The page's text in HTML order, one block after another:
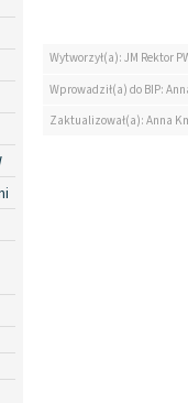
Wytworzył(a): JM Rektor
Wprowadził(a) do BIP:
Zaktualizował(a): Anna